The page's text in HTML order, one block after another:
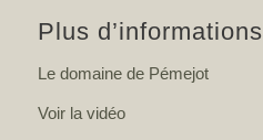
Plus d’informations
Le domaine de Pémejot
Voir la vidéo